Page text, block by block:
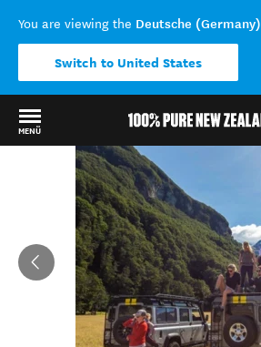
You are viewing the Deutsche (Germany)
Switch to United States
MENÜ
Back to my results